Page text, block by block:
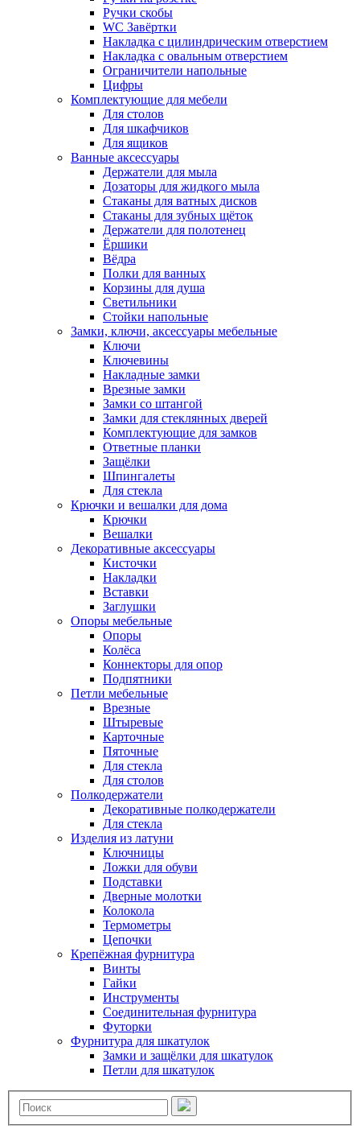
Ручки скобы
WC Завёртки
Накладка с цилиндрическим отверстием
Накладка с овальным отверстием
Ограничители напольные
Цифры
Комплектующие для мебели
Для столов
Для шкафчиков
Для ящиков
Ванные аксессуары
Держатели для мыла
Дозаторы для жидкого мыла
Стаканы для ватных дисков
Стаканы для зубных щёток
Держатели для полотенец
Ёршики
Вёдра
Полки для ванных
Корзины для душа
Светильники
Стойки напольные
Замки, ключи, аксессуары мебельные
Ключи
Ключевины
Накладные замки
Врезные замки
Замки со штангой
Замки для стеклянных дверей
Комплектующие для замков
Ответные планки
Защёлки
Шпингалеты
Для стекла
Крючки и вешалки для дома
Крючки
Вешалки
Декоративные аксессуары
Кисточки
Накладки
Вставки
Заглушки
Опоры мебельные
Опоры
Колёса
Коннекторы для опор
Подпятники
Петли мебельные
Врезные
Штыревые
Карточные
Пяточные
Для стекла
Для столов
Полкодержатели
Декоративные полкодержатели
Для стекла
Изделия из латуни
Ключницы
Ложки для обуви
Подставки
Дверные молотки
Колокола
Термометры
Цепочки
Крепёжная фурнитура
Винты
Гайки
Инструменты
Соединительная фурнитура
Футорки
Фурнитура для шкатулок
Замки и защёлки для шкатулок
Петли для шкатулок